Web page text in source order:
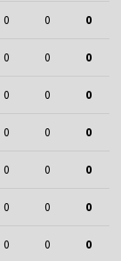
0 0 0
0 0 0
0 0 0
0 0 0
0 0 0
0 0 0
0 0 0